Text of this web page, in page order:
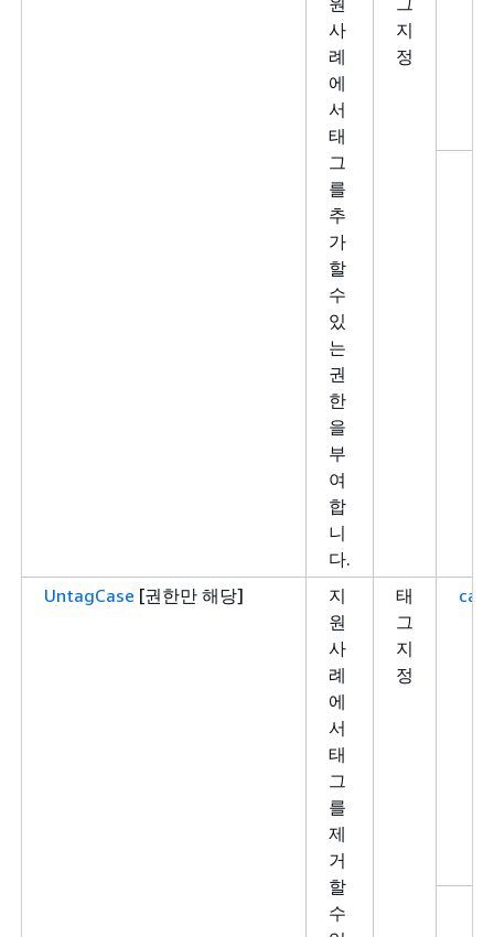
사
례
에
서
태
그
를
추
가
할
수
있
는
권
한
을
부
여
합
니
다.
지
정
UntagCase [권한만 해당]
지
원
사
례
에
서
태
그
를
제
거
할
수
태
그
지
정